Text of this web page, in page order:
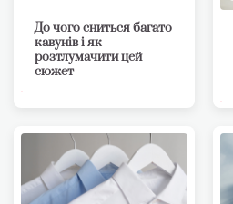
До чого сниться багато
кавунів і як
розтлумачити цей
сюжет